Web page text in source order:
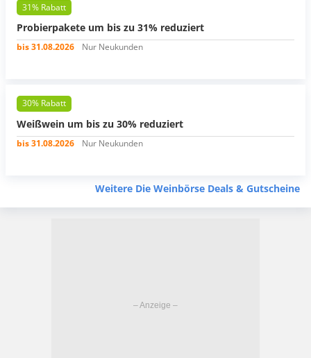
31% Rabatt
Probierpakete um bis zu 31% reduziert
bis 31.08.2026 Nur Neukunden
30% Rabatt
Weißwein um bis zu 30% reduziert
bis 31.08.2026 Nur Neukunden
Weitere Die Weinbörse Deals & Gutscheine